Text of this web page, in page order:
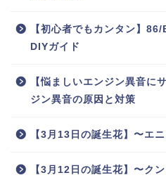
【初心者でもカンタン】
DIYガイド
【悩ましいエンジン異音に
ジン異音の原因と対策
【3月13日の誕生花】〜エ
【3月12日の誕生花】〜ク